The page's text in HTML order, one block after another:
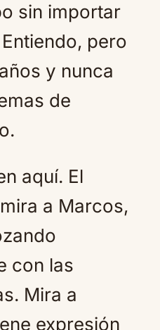
sin importar
pero
y nunca
de
aquí. El
a Marcos,
con las
Mira a
expresión